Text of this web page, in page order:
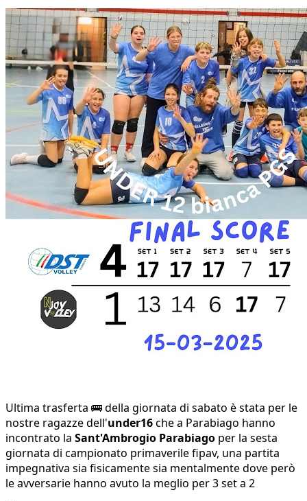
Ultima trasferta 🚌 della giornata di sabato è stata per le
nostre ragazze dell'under16che a Parabiago hanno
incontrato la Sant'Ambrogio Parabiago per la sesta
giornata di campionato primaverile fipav, una partita
impegnativa sia fisicamente sia mentalmente dove però
le avversarie hanno avuto la meglio per 3 set a 2